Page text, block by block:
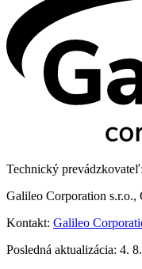
Technický prevádzkovateľ:
Galileo Corporation s.r.o.,
Kontakt: Galileo
Posledná aktualizácia: 4.